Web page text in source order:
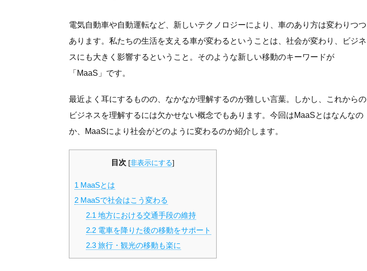
電気自動車や自動運転など、新しいテクノロジーにより、車のあり方は変わりつつ
あります。私たちの生活を支える車が変わるということは、社会が変わり、ビジネ
スにも大きく影響するということ。そのような新しい移動のキーワードが
「MaaS」です。
最近よく耳にするものの、なかなか理解するのが難しい言葉。しかし、これからの
ビジネスを理解するには欠かせない概念でもあります。今回はMaaSとはなんなの
か、MaaSにより社会がどのように変わるのか紹介します。
目次 [非表示にする]
1 MaaSとは
2 MaaSで社会はこう変わる
2.1 地方における交通手段の維持
2.2電車を降りた後の移動をサポート
2.3旅行・観光の移動も楽に